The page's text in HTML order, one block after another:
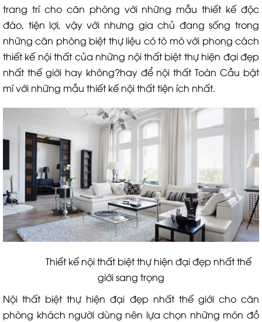
trang trí cho căn phòng với những mẫu thiết kế độc
đáo, tiện lợi, vậy với nhưng gia chủ đang sống trong
những căn phòng biệt thự liệu có tò mò với phong cách
thiết kế nội thất của những nội thất biệt thự hiện đại đẹp
nhất thế giới hay không?hay để nội thất Toàn Cầu bật
mí với những mẫu thiết kế nội thất tiện ích nhất.
Thiết kế nội thất biệt thự hiện đại đẹp nhất thế
giới sang trọng
Nội thất biệt thự hiện đại đẹp nhất thế giới cho căn
phòng khách người dùng nên lựa chọn những món đồ